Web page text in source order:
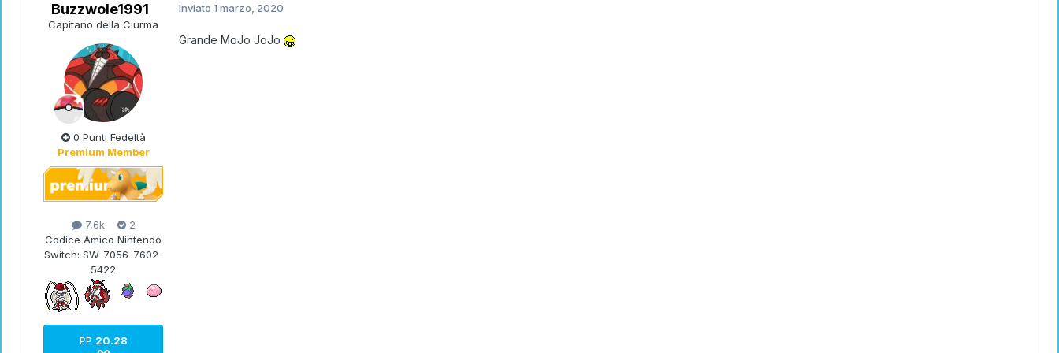
Buzzwole1991
Capitano della Ciurma
0 Punti Fedeltà
Premium Member
7,6k
2
Codice Amico Nintendo
Switch: SW-7056-7602-
5422
PP 20.28
Inviato 1 marzo, 2020
Grande MoJo JoJo